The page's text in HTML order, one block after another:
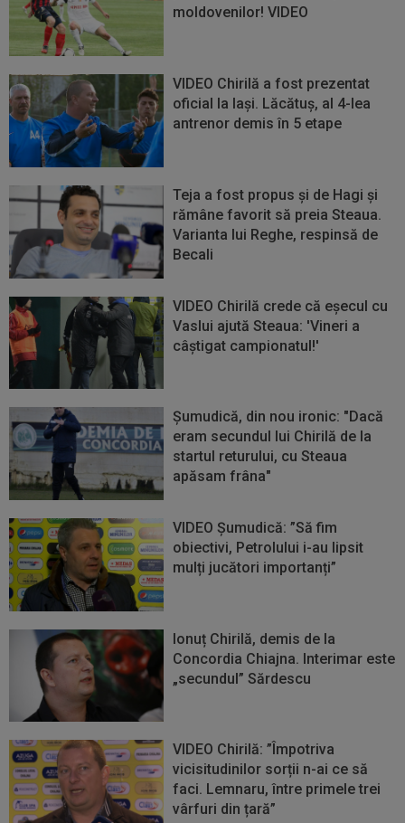
moldovenilor! VIDEO
VIDEO Chirilă a fost prezentat
oficial la Iaşi. Lăcătuş, al 4-lea
antrenor demis în 5 etape
Teja a fost propus şi de Hagi şi
rămâne favorit să preia Steaua.
Varianta lui Reghe, respinsă de
Becali
VIDEO Chirilă crede că eșecul cu
Vaslui ajută Steaua: 'Vineri a
câștigat campionatul!'
Şumudică, din nou ironic: "Dacă
eram secundul lui Chirilă de la
startul returului, cu Steaua
apăsam frâna"
VIDEO Șumudică: ”Să fim
obiectivi, Petrolului i-au lipsit
mulți jucători importanți”
Ionuț Chirilă, demis de la
Concordia Chiajna. Interimar este
„secundul” Sărdescu
VIDEO Chirilă: ”Împotriva
vicisitudinilor sorții n-ai ce să
faci. Lemnaru, între primele trei
vârfuri din țară”